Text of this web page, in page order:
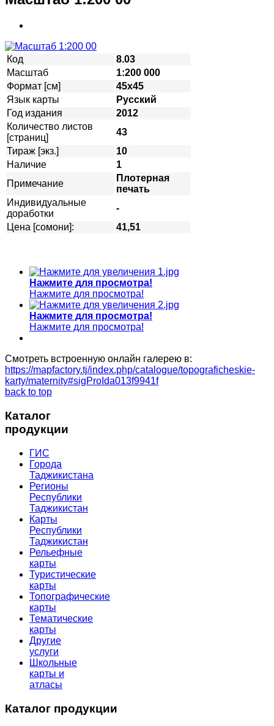
Код
8.03
Масштаб
1:200 000
Формат [см]
45х45
Язык карты
Русский
Год издания
2012
Количество листов
[страниц]
43
Тираж [экз.]
10
Наличие
1
Примечание
Плотерная
печать
Индивидуальные
доработки
-
Цена [сомони]:
41,51
Нажмите для просмотра!
Нажмите для просмотра!
Нажмите для просмотра!
Нажмите для просмотра!
Смотреть встроенную онлайн галерею в:
https://mapfactory.tj/index.php/catalogue/topograficheskie-
karty/maternity#sigProIda013f9941f
back to top
Каталог
продукции
ГИС
Города
Таджикистана
Регионы
Республики
Таджикистан
Карты
Республики
Таджикистан
Рельефные
карты
Туристические
карты
Топографические
карты
Тематические
карты
Другие
услуги
Школьные
карты и
атласы
Каталог продукции